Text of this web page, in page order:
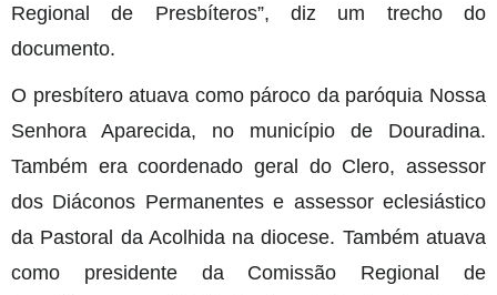
Regional de Presbíteros”, diz um trecho do
documento.
O presbítero atuava como pároco da paróquia Nossa
Senhora Aparecida, no município de Douradina.
Também era coordenado geral do Clero, assessor
dos Diáconos Permanentes e assessor eclesiástico
da Pastoral da Acolhida na diocese. Também atuava
como presidente da Comissão Regional de